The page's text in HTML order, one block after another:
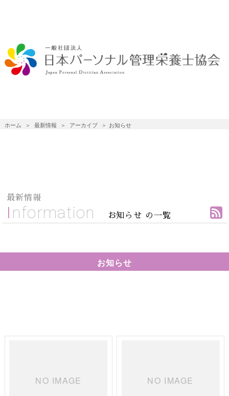
ホーム 最新情報 アーカイブ お知らせ
最新情報
Information お知らせ の一覧
お知らせ
NO IMAGE NO IMAGE